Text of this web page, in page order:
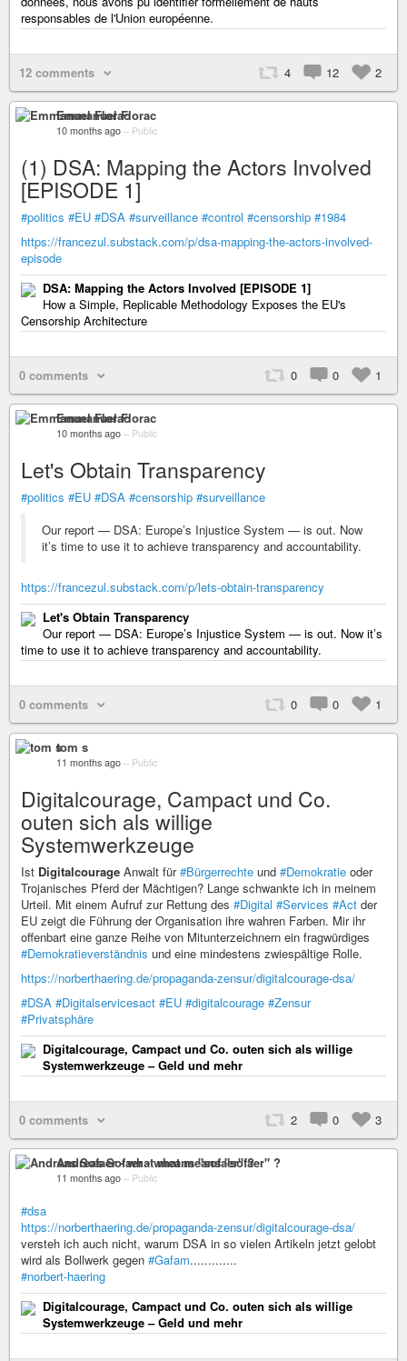
responsables de l'Union européenne.
12 comments 4 12 2
Emmanuel Florac
10 months ago – Public
(1) DSA: Mapping the Actors Involved
[EPISODE 1]
#politics #EU #DSA #surveillance #control #censorship #1984
https://francezul.substack.com/p/dsa-mapping-the-actors-involved-
episode
DSA: Mapping the Actors Involved [EPISODE 1]
How a Simple, Replicable Methodology Exposes the EU's
Censorship Architecture
0 comments 0 0 1
Emmanuel Florac
10 months ago – Public
Let's Obtain Transparency
#politics #EU #DSA #censorship #surveillance
Our report — DSA: Europe’s Injustice System — is out. Now
it’s time to use it to achieve transparency and accountability.
https://francezul.substack.com/p/lets-obtain-transparency
Let's Obtain Transparency
Our report — DSA: Europe’s Injustice System — is out. Now it’s
time to use it to achieve transparency and accountability.
0 comments 0 0 1
tom s
11 months ago – Public
Digitalcourage, Campact und Co.
outen sich als willige
Systemwerkzeuge
Ist Digitalcourage Anwalt für#Bürgerrechte und #Demokratie oder
Trojanisches Pferd der Mächtigen? Lange schwankte ich in meinem
Urteil. Mit einem Aufruf zur Rettung des #Digital #Services #Act der
EU zeigt die Führung der Organisation ihre wahren Farben. Mir ihr
offenbart eine ganze Reihe von Mitunterzeichnern ein fragwürdiges
#Demokratieverständnis und eine mindestens zwiespältige Rolle.
https://norberthaering.de/propaganda-zensur/digitalcourage-dsa/
#DSA #Digitalservicesact #EU #digitalcourage #Zensur
#Privatsphäre
Digitalcourage, Campact und Co. outen sich als willige
Systemwerkzeuge – Geld und mehr
0 comments 2 0 3
Andreas Sofaer - what means "sofaer" ?
11 months ago – Public
#dsa
https://norberthaering.de/propaganda-zensur/digitalcourage-dsa/
versteh ich auch nicht, warum DSA in so vielen Artikeln jetzt gelobt
wird als Bollwerk gegen #Gafam.............
#norbert-haering
Digitalcourage, Campact und Co. outen sich als willige
Systemwerkzeuge – Geld und mehr